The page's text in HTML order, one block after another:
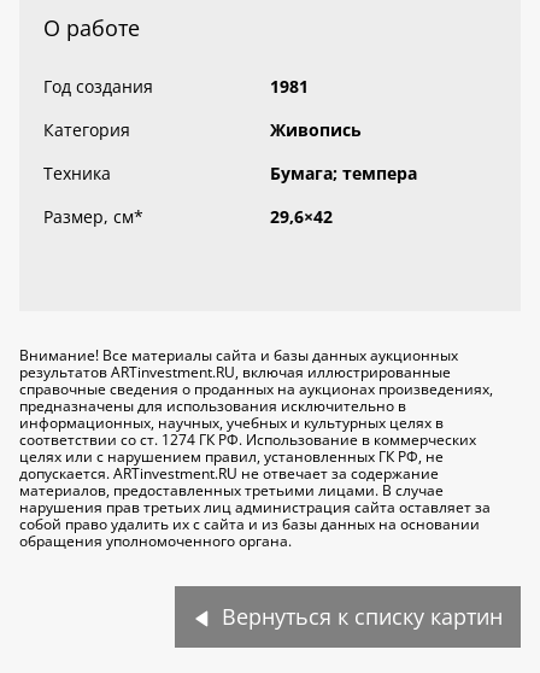
О работе
Год создания
1981
Категория
Живопись
Техника
Бумага; темпера
Размер, см* 29,6×42
Внимание! Все материалы сайта и базы данных аукционных
результатов ARTinvestment.RU, включая иллюстрированные
справочные сведения о проданных на аукционах произведениях,
предназначены для использования исключительно в
информационных, научных, учебных и культурных целях в
соответствии со ст. 1274 ГК РФ. Использование в коммерческих
целях или с нарушением правил, установленных ГК РФ, не
допускается. ARTinvestment.RU не отвечает за содержание
материалов, предоставленных третьими лицами. В случае
нарушения прав третьих лиц администрация сайта оставляет за
собой право удалить их с сайта и из базы данных на основании
обращения уполномоченного органа.
Вернуться к списку картин